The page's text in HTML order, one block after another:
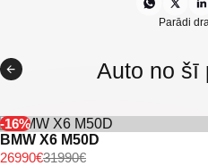
Gaisa kondicionieris ar 2 zonu
Start/stop sistēma.
Multistūre.
VW multimedia/navigācija ar
Lukturu mazgātāji.
Vieglmetāla diski.
U.C. ekstras.
Parādi
Auto no šī
-16%
BMW X6 M50D
31990€
26990€